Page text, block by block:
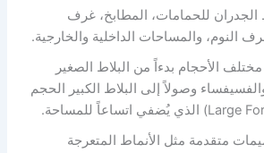
الجدران للحمامات، المطابخ، غرف
النوم، والمساحات الداخلية والخارجية.
الأحجام بدءاً من البلاط الصغير
وصولاً إلى البلاط الكبير الحجم
متقدمة مثل الأنماط المتعرجة